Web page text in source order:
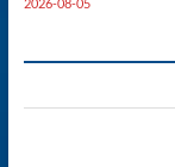
2026-08-05